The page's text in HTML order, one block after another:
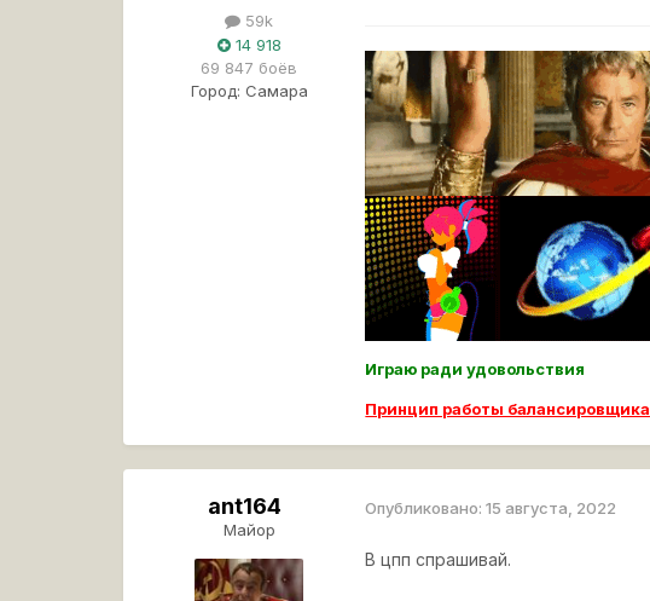
59k
14 918
69 847 боёв
Город: Самара
Играю ради удовольствия
Принцип работы балансировщика
ant164
Майор
Опубликовано:15 августа, 2022
В цпп спрашивай.